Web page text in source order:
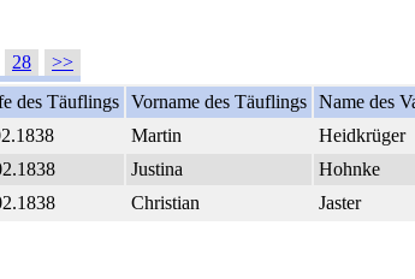
28
>>
des Täuflings Vorname des Täuflings Name des
Martin Heidkrüger
Justina Hohnke
Christian Jaster